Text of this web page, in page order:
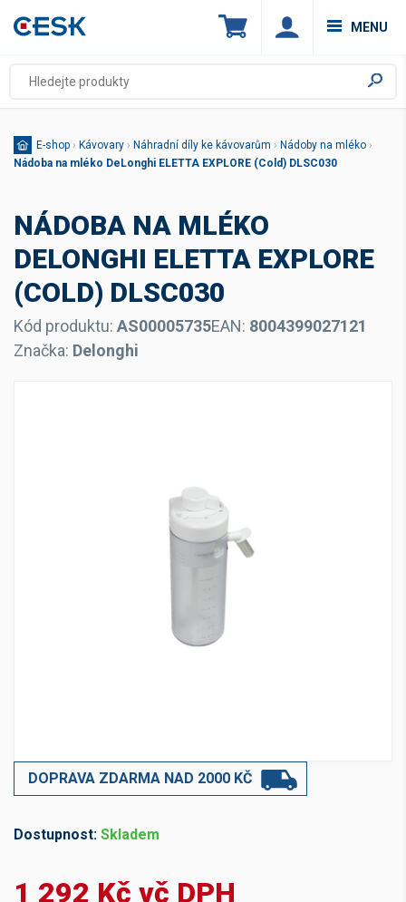
MENU
E-shop › Kávovary › Náhradní díly ke kávovarům › Nádoby na mléko ›
Nádoba na mléko DeLonghi ELETTA EXPLORE (Cold) DLSC030
NÁDOBA NA MLÉKO
DELONGHI ELETTA EXPLORE
(COLD) DLSC030
Kód produktu: AS00005735EAN: 8004399027121
Značka: Delonghi
DOPRAVA ZDARMA NAD 2000 KČ
Dostupnost: Skladem
1 292 Kč vč DPH